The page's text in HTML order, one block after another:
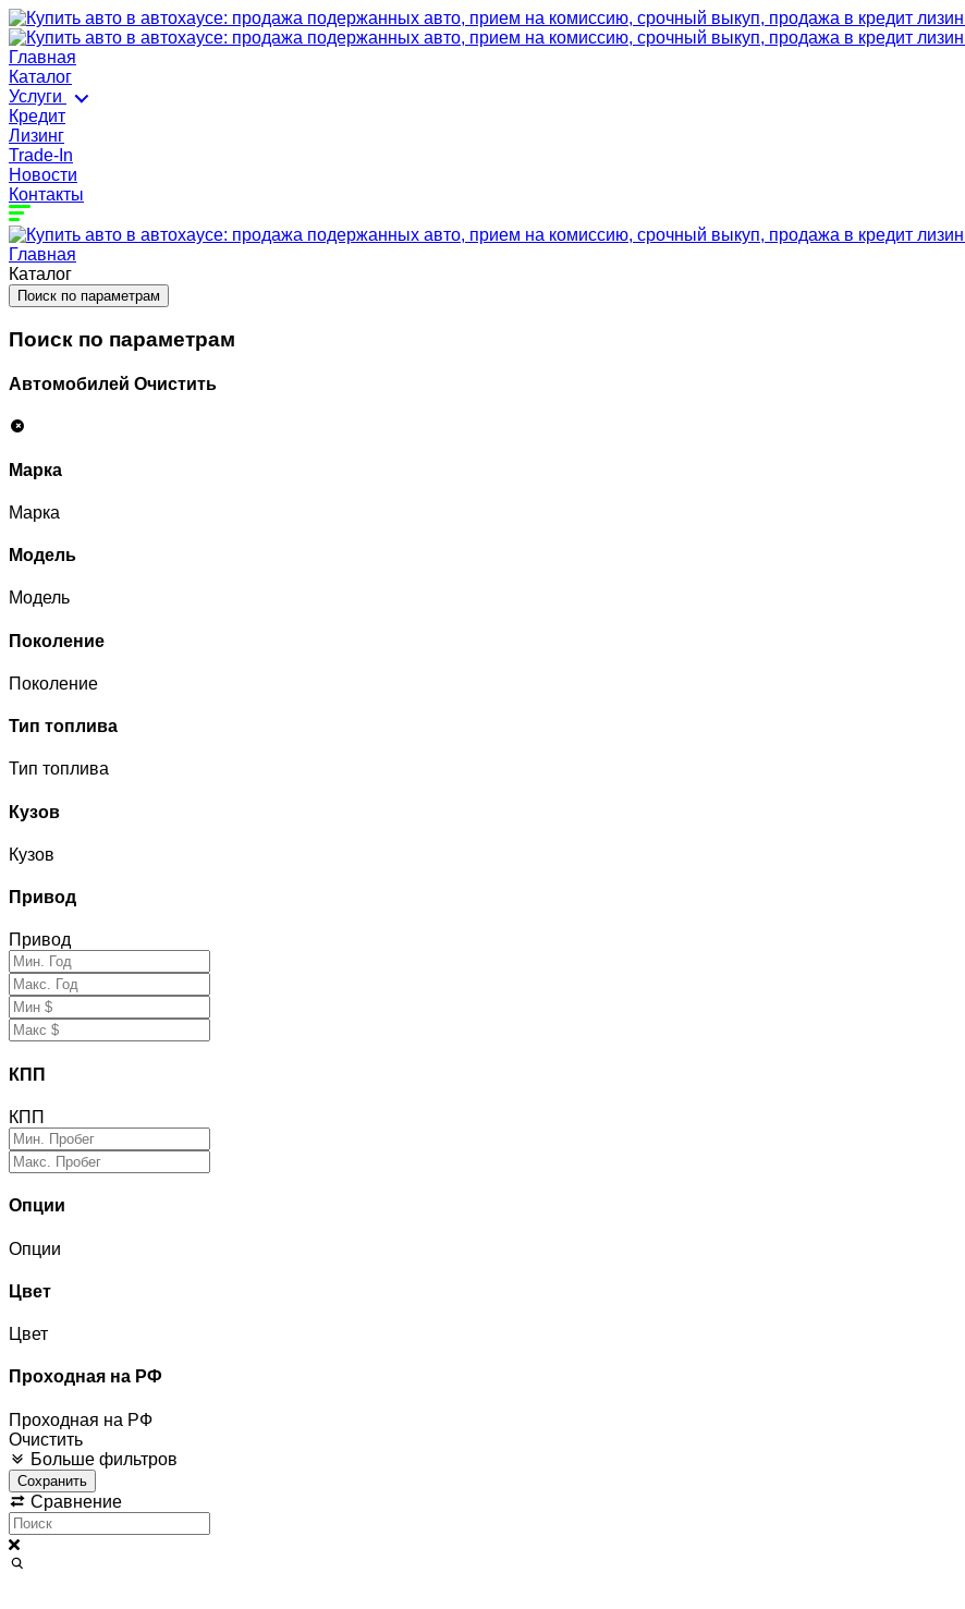
Главная
Каталог
Услуги
Кредит
Лизинг
Trade-In
Новости
Контакты
Главная
Каталог
Поиск по параметрам
Поиск по параметрам
Автомобилей Очистить
Марка
Марка
Модель
Модель
Поколение
Поколение
Тип топлива
Тип топлива
Кузов
Кузов
Привод
Привод
КПП
КПП
Опции
Опции
Цвет
Цвет
Проходная на РФ
Проходная на РФ
Очистить
Больше фильтров
Сохранить
Сравнение